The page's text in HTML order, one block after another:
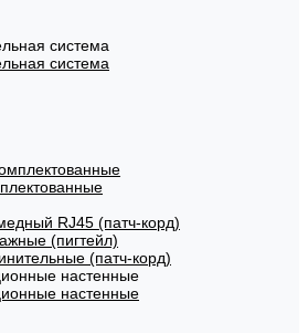
система
система
RJ45 (патч-корд)
(пигтейл)
(патч-корд)
настенные
настенные